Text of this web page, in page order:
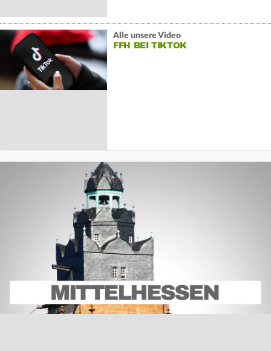
Alle unsere Video
FFH BEI TIKTOK